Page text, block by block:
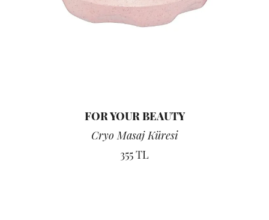
FOR YOUR BEAUTY
Cryo Masaj Küresi
355 TL